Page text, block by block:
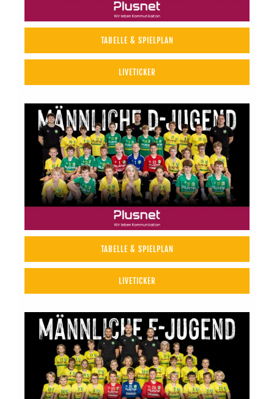
TABELLE & SPIELPLAN
LIVETICKER
TABELLE & SPIELPLAN
LIVETICKER